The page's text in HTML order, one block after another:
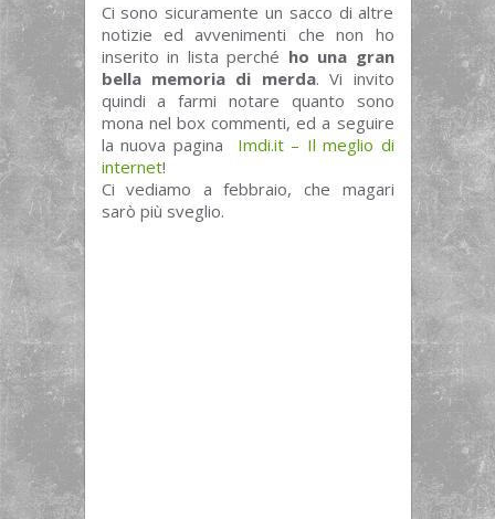
Ci sono sicuramente un sacco di altre
notizie ed avvenimenti che non ho
inserito in lista perché ho una gran
bella memoria di merda. Vi invito
quindi a farmi notare quanto sono
mona nel box commenti, ed a seguire
la nuova pagina Imdi.it – Il meglio di
internet!
Ci vediamo a febbraio, che magari
sarò più sveglio.